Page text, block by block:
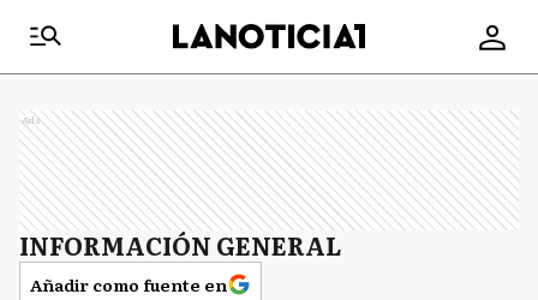
Ads
INFORMACIÓN GENERAL
Añadir como fuente en